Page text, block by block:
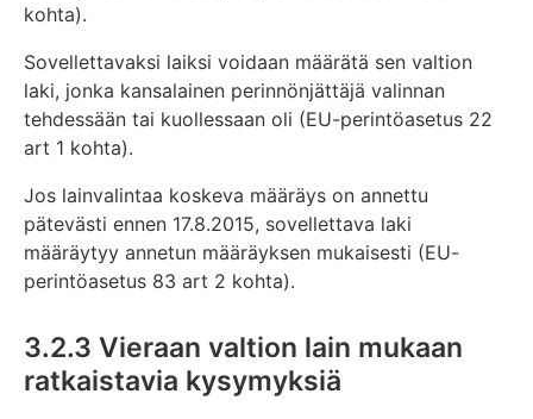
kohta).
Sovellettavaksi laiksi voidaan määrätä sen valtion
laki, jonka kansalainen perinnönjättäjä valinnan
tehdessään tai kuollessaan oli (EU-perintöasetus 22
art 1 kohta).
Jos lainvalintaa koskeva määräys on annettu
pätevästi ennen 17.8.2015, sovellettava laki
määräytyy annetun määräyksen mukaisesti (EU-
perintöasetus 83 art 2 kohta).
3.2.3 Vieraan valtion lain mukaan
ratkaistavia kysymyksiä